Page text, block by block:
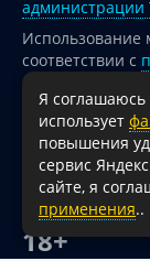
администрации
Использование
соответствии с
опубликованных
При
на источник
Для сайтов и
активная
администрации
18+
Я соглашаюсь
использует
повышения
сервис
сайте, я
применения..